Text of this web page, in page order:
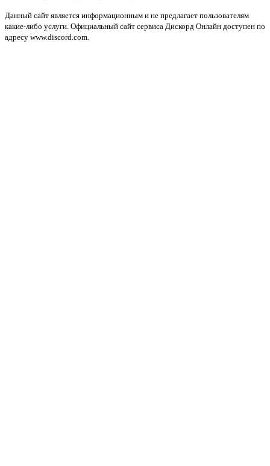
Данный сайт является информационным и не предлагает пользователям
какие-либо услуги. Официальный сайт сервиса Дискорд Онлайн доступен по
адресу www.discord.com.